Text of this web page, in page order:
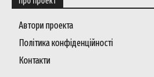
Автори проекта
Політика конфіденційності
Контакти